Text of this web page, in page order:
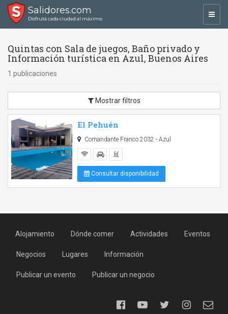
Salidores.com
Disfrutá cada ciudad al máximo
Quintas con Sala de juegos, Baño privado y
Información turística en Azul, Buenos Aires
1 publicaciones
Mostrar filtros
El Pehuén
Comandante Franco 2032 - Azul
Consultar disponibilidad
Alojamiento Dónde comer Actividades Eventos
Negocios Lugares Información
Publicar un evento Publicar un negocio